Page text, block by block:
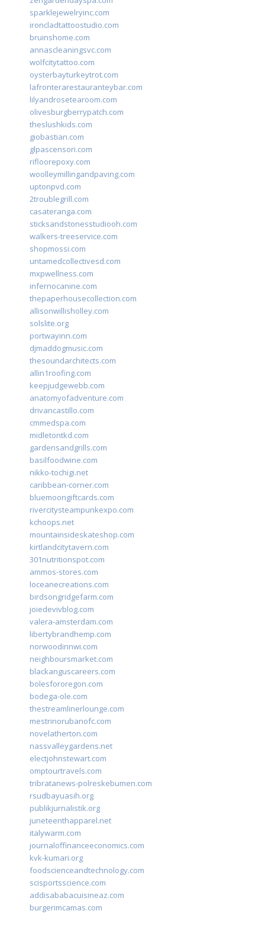
sparklejewelryinc.com
ironcladtattoostudio.com
bruinshome.com
annascleaningsvc.com
wolfcitytattoo.com
oysterbayturkeytrot.com
lafronterarestauranteybar.com
lilyandrosetearoom.com
olivesburgberrypatch.com
theslushkids.com
giobastian.com
glpascensori.com
rifloorepoxy.com
woolleymillingandpaving.com
uptonpvd.com
2troublegrill.com
casateranga.com
sticksandstonesstudiooh.com
walkers-treeservice.com
shopmossi.com
untamedcollectivesd.com
mxpwellness.com
infernocanine.com
thepaperhousecollection.com
allisonwillisholley.com
solslite.org
portwayinn.com
djmaddogmusic.com
thesoundarchitects.com
allin1roofing.com
keepjudgewebb.com
anatomyofadventure.com
drivancastillo.com
cmmedspa.com
midletontkd.com
gardensandgrills.com
basilfoodwine.com
nikko-tochigi.net
caribbean-corner.com
bluemoongiftcards.com
rivercitysteampunkexpo.com
kchoops.net
mountainsideskateshop.com
kirtlandcitytavern.com
301nutritionspot.com
ammos-stores.com
loceanecreations.com
birdsongridgefarm.com
joiedevivblog.com
valera-amsterdam.com
libertybrandhemp.com
norwoodinnwi.com
neighboursmarket.com
blackanguscareers.com
bolesfororegon.com
bodega-ole.com
thestreamlinerlounge.com
mestrinorubanofc.com
novelatherton.com
nassvalleygardens.net
electjohnstewart.com
omptourtravels.com
tribratanews-polreskebumen.com
rsudbayuasih.org
publikjurnalistik.org
juneteenthapparel.net
italywarm.com
journaloffinanceeconomics.com
kvk-kumari.org
foodscienceandtechnology.com
scisportsscience.com
addisababacuisineaz.com
burgerimcamas.com